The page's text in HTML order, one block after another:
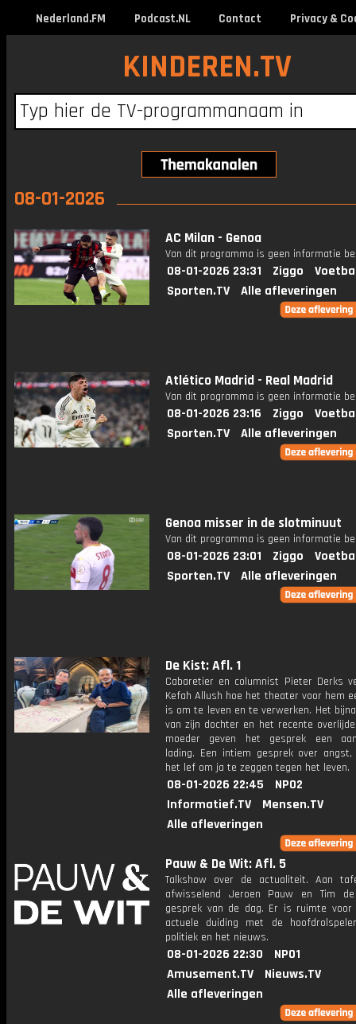
Nederland.FM Podcast.NL Contact Privacy &
KINDEREN.TV
08-01-2026
AC Milan - Genoa
Van dit programma is geen informatie
08-01-2026 23:31 Ziggo
Sporten.TV
Alle afleveringen
Atlético Madrid - Real Madrid
Van dit programma is geen informatie
08-01-2026 23:16 Ziggo
Sporten.TV
Alle afleveringen
Genoa misser in de slotminuut
Van dit programma is geen informatie
08-01-2026 23:01 Ziggo
Sporten.TV
Alle afleveringen
De Kist: Afl. 1
Cabaretier en columnist Pieter Derks
Kefah Allush hoe het theater voor hem
is om te leven en te verwerken. Het
van zijn dochter en het recente
moeder geven het gesprek een
lading. Een intiem gesprek over
het lef om ja te zeggen tegen het leven.
08-01-2026 22:45
NPO2
Informatief.TV
Mensen.TV
Alle afleveringen
Pauw & De Wit: Afl. 5
Talkshow over de actualiteit. Aan
afwisselend Jeroen Pauw en Tim
gesprek van de dag. Er is ruimte
actuele duiding met de
politiek en het nieuws.
08-01-2026 22:30
NPO1
Amusement.TV
Nieuws.TV
Alle afleveringen